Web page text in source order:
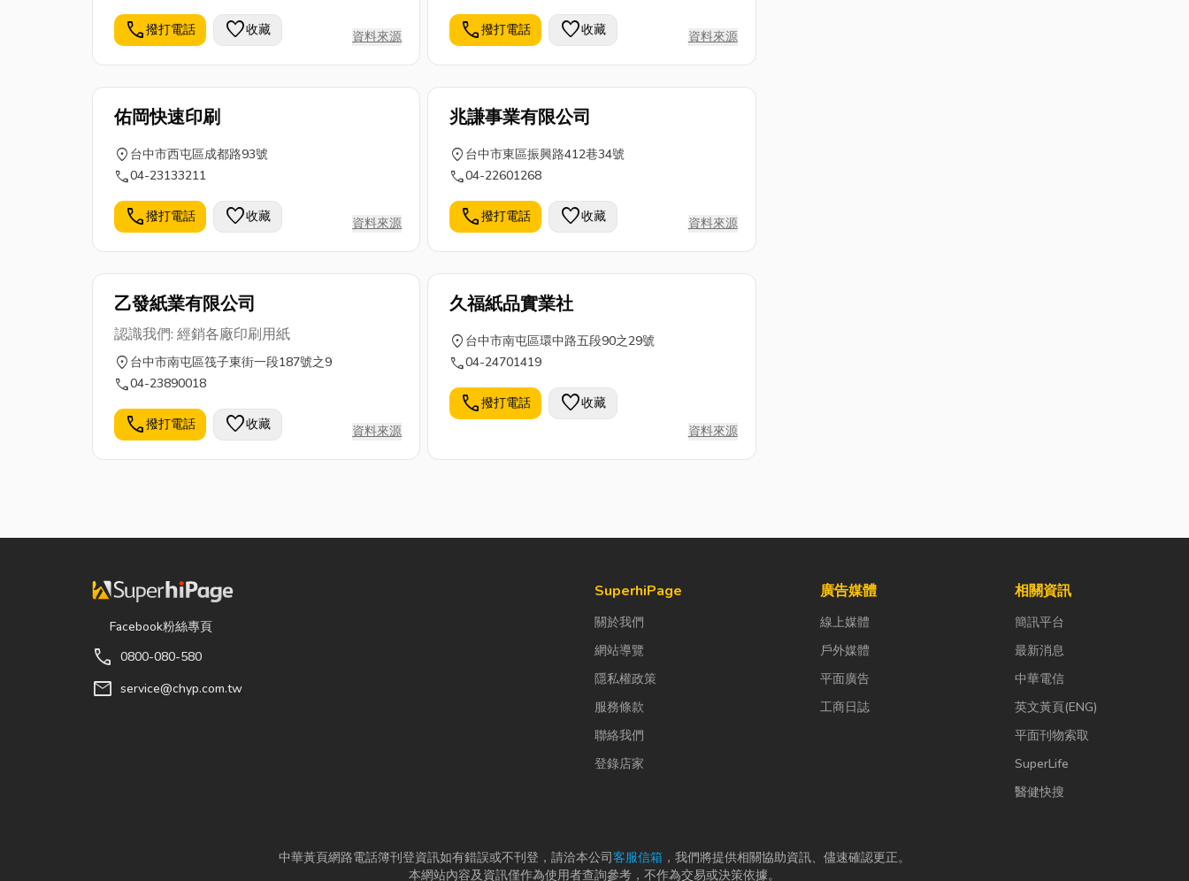
call撥打電話 favorite收藏 資料來源 call撥打電話 favorite收藏 資料來源
佑岡快速印刷
location_on 台中市西屯區成都路93號
call04-23133211
call撥打電話 favorite收藏 資料來源
兆謙事業有限公司
location_on 台中市東區振興路412巷34號
call04-22601268
call撥打電話 favorite收藏 資料來源
乙發紙業有限公司
認識我們: 經銷各廠印刷用紙
location_on 台中市南屯區筏子東街一段187號之9
call04-23890018
call撥打電話 favorite收藏 資料來源
久福紙品實業社
location_on 台中市南屯區環中路五段90之29號
call04-24701419
call撥打電話 favorite收藏
資料來源
Facebook粉絲專頁
call 0800-080-580
mail service@chyp.com.tw
SuperhiPage
關於我們
網站導覽
隱私權政策
服務條款
聯絡我們
登錄店家
廣告媒體
線上媒體
戶外媒體
平面廣告
工商日誌
相關資訊
簡訊平台
最新消息
中華電信
英文黃頁(ENG)
平面刊物索取
SuperLife
醫健快搜
中華黃頁網路電話簿刊登資訊如有錯誤或不刊登，請洽本公司客服信箱 ，我們將提供相關協助資訊、儘速確認更正。
本網站內容及資訊僅作為使用者查詢參考，不作為交易或決策依據。